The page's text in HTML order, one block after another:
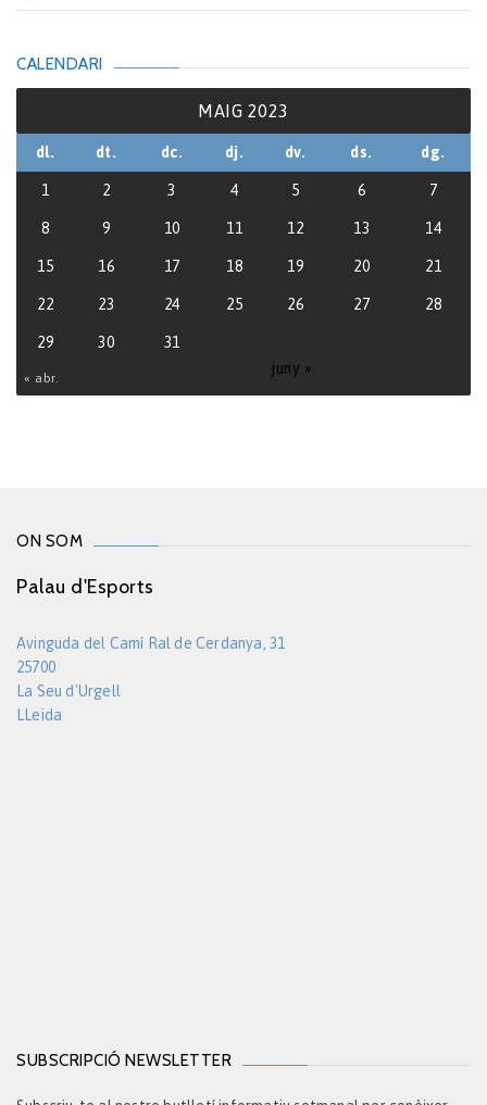
CALENDARI
MAIG 2023
dl. dt. dc. dj. dv. ds. dg.
« abr.
juny »
1 2 3 4 5 6 7
8 9 10 11 12 13 14
15 16 17 18 19 20 21
22 23 24 25 26 27 28
29 30 31
ON SOM
Palau d'Esports
Avinguda del Camí Ral de Cerdanya, 31
25700
La Seu d'Urgell
LLeida
SUBSCRIPCIÓ NEWSLETTER